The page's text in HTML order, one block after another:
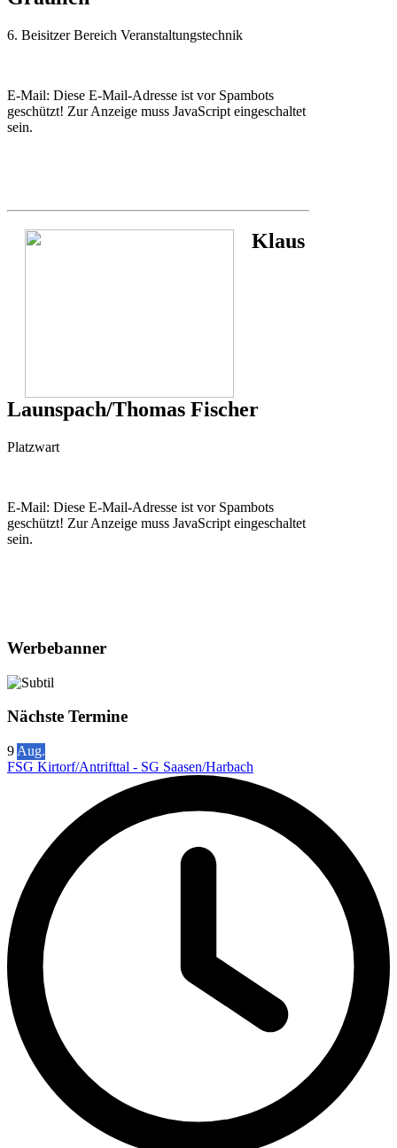
6. Beisitzer Bereich Veranstaltungstechnik
E-Mail: Diese E-Mail-Adresse ist vor Spambots
geschützt! Zur Anzeige muss JavaScript eingeschaltet
sein.
Klaus
Launspach/Thomas Fischer
Platzwart
E-Mail: Diese E-Mail-Adresse ist vor Spambots
geschützt! Zur Anzeige muss JavaScript eingeschaltet
sein.
Werbebanner
Nächste Termine
9 Aug.
FSG Kirtorf/Antrifttal - SG Saasen/Harbach